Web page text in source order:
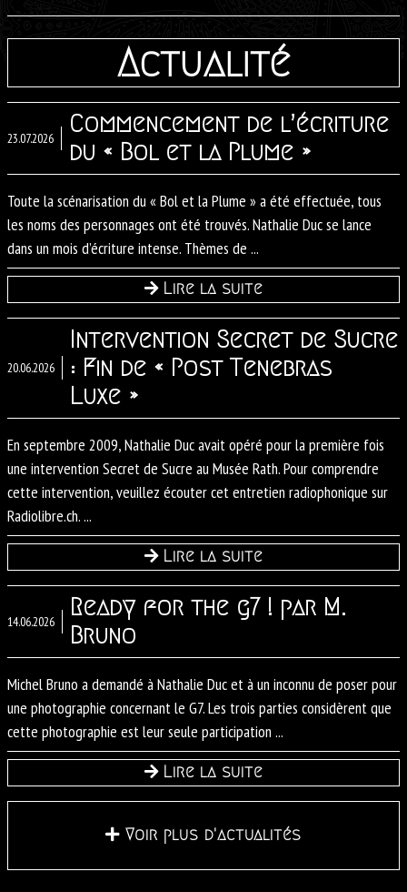
Actualité
23.07.2026
Commencement de l’écriture
du « Bol et la Plume »
Toute la scénarisation du « Bol et la Plume » a été effectuée, tous
les noms des personnages ont été trouvés. Nathalie Duc se lance
dans un mois d’écriture intense. Thèmes de ...
Lire la suite
20.06.2026
Intervention Secret de Sucre
: Fin de « Post Tenebras
Luxe »
En septembre 2009, Nathalie Duc avait opéré pour la première fois
une intervention Secret de Sucre au Musée Rath. Pour comprendre
cette intervention, veuillez écouter cet entretien radiophonique sur
Radiolibre.ch. ...
Lire la suite
14.06.2026
Ready for the g7 ! par M.
Bruno
Michel Bruno a demandé à Nathalie Duc et à un inconnu de poser pour
une photographie concernant le G7. Les trois parties considèrent que
cette photographie est leur seule participation ...
Lire la suite
Voir plus d'actualités